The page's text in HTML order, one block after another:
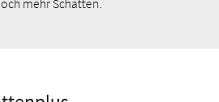
mehr Schatten.